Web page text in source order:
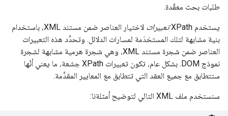
طلبات بحث معقّدة.
يستخدم XPath تعبيرات
لاختيار العناصر ضمن مستند XML، باستخدام
بنية مشابهة لتلك المستخدَمة لمسارات الدلائل. وتحدِّد هذه التعبيرات
العناصر ضمن شجرة مستند XML، وهي شجرة هرمية مشابهة لشجرة
نموذج DOM. بشكل عام، تكون تعبيرات XPath جشعة، ما يعني أنّها
ستتطابق مع جميع العقد التي تتطابق مع المعايير المقدَّمة.
سنستخدم ملف XML التالي لتوضيح أمثلةنا: